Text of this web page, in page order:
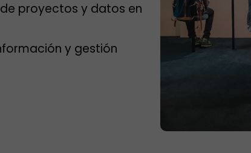
proyectos y datos en
y gestión